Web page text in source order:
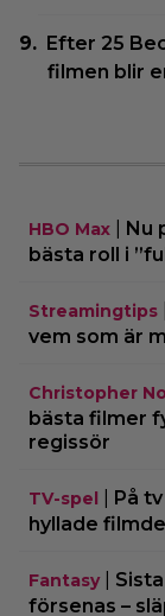
Efter 25
filmen blir
HBO Max
Nu
bästa roll i
Streamingtips
vem som är
Christopher
bästa filmer
regissör
TV-spel
På
hyllade
Fantasy|
försenas –